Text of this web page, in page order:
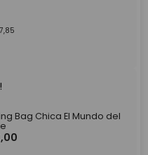
,85
Bag Chica El Mundo del
,00